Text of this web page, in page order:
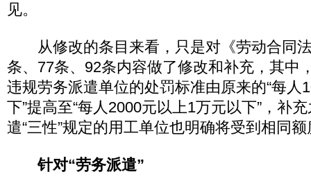
见。
从修改的条目来看，只是对《劳动合同
条、77条、92条内容做了修改和补充，其中
违规劳务派遣单位的处罚标准由原来的“每人
下”提高至“每人2000元以上1万元以下”，补
遣“三性”规定的用工单位也明确将受到相同
针对“劳务派遣”